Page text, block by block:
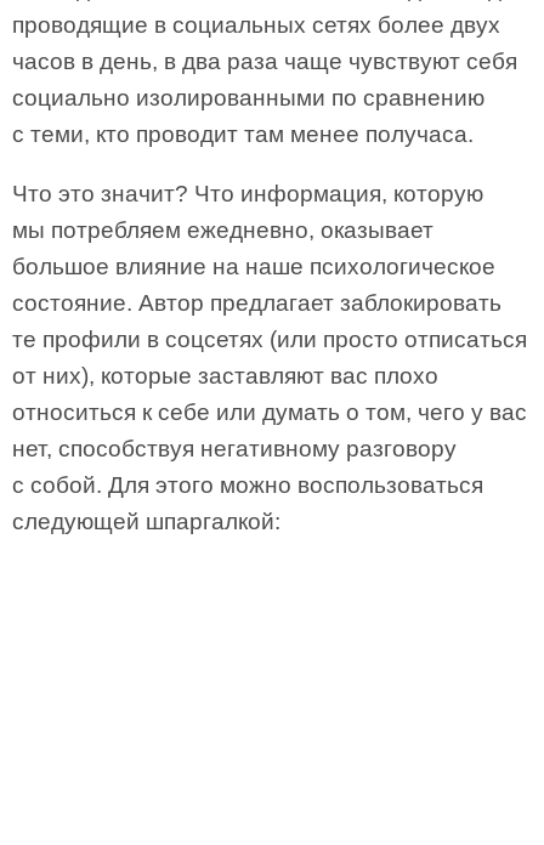
проводящие в социальных сетях более двух
часов в день, в два раза чаще чувствуют себя
социально изолированными по сравнению
с теми, кто проводит там менее получаса.
Что это значит? Что информация, которую
мы потребляем ежедневно, оказывает
большое влияние на наше психологическое
состояние. Автор предлагает заблокировать
те профили в соцсетях (или просто отписаться
от них), которые заставляют вас плохо
относиться к себе или думать о том, чего у вас
нет, способствуя негативному разговору
с собой. Для этого можно воспользоваться
следующей шпаргалкой: